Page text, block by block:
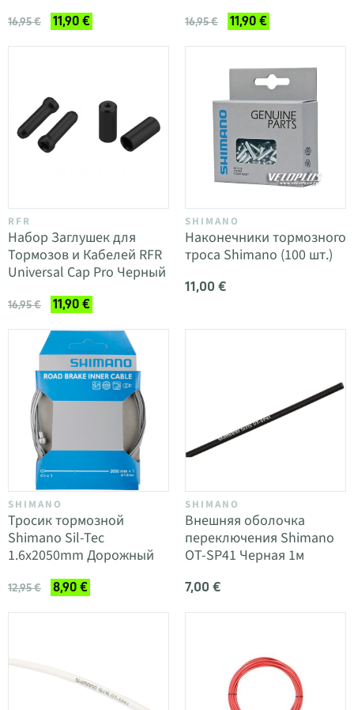
16,95 € 11,90 € 16,95 € 11,90 €
RFR
Набор Заглушек для
Тормозов и Кабелей RFR
Universal Cap Pro Черный
16,95 € 11,90 €
SHIMANO
Наконечники тормозного
троса Shimano (100 шт.)
11,00 €
SHIMANO
Тросик тормозной
Shimano Sil-Tec
1.6x2050mm Дорожный
12,95 € 8,90 €
SHIMANO
Внешняя оболочка
переключения Shimano
OT-SP41 Черная 1м
7,00 €